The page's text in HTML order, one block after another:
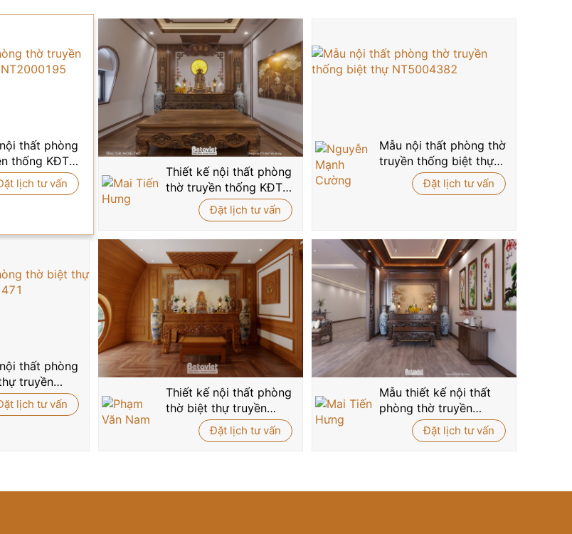
thất phòng
thống KĐT
NT2000195
lịch tư vấn
Thiết kế nội thất phòng
thờ truyền thống KĐT
Lideco NT2009588
Đặt lịch tư vấn
Mẫu nội thất phòng thờ
truyền thống biệt thự
NT5004382Đặt lịch tư vấn
thất phòng
truyền
lịch tư vấn
Thiết kế nội thất phòng
thờ biệt thự truyền
thống tại Hải Phòng
NT4104398
Đặt lịch tư vấn
Mẫu thiết kế nội thất
phòng thờ truyền
thống NT2009120
Đặt lịch tư vấn